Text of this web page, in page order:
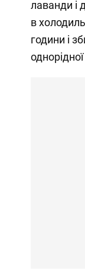
лаванди і
в
години і